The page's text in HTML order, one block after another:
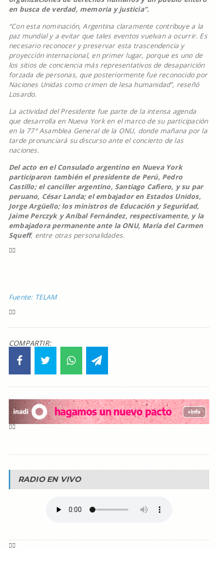
en busca de verdad, memoria y justicia”.
“Con esta nominación, Argentina claramente contribuye a la
paz mundial y a evitar que tales eventos vuelvan a ocurrir. Es
necesario reconocer y preservar esta trascendencia y
proyección internacional, en primer lugar, porque es uno de
los sitios de conciencia más representativos de desaparición
forzada de personas, que posteriormente fue reconocido por
Naciones Unidas como crimen de lesa humanidad”, reseñó
Losardo.
La actividad del Presidente fue parte de la intensa agenda
que desarrolla en Nueva York en el marco de su participación
en la 77° Asamblea General de la ONU, donde mañana por la
tarde pronunciará su discurso ante el concierto de las
naciones.
Del acto en el Consulado argentino en Nueva York
participaron también el presidente de Perú, Pedro
Castillo; el canciller argentino, Santiago Cafiero, y su par
peruano, César Landa; el embajador en Estados Unidos,
Jorge Argüello; los ministros de Educación y Seguridad,
Jaime Perczyk y Aníbal Fernández, respectivamente, y la
embajadora permanente ante la ONU, María del Carmen
Squeff, entre otras personalidades.
Fuente: TELAM
COMPARTIR:
RADIO EN VIVO